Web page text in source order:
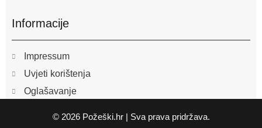
Informacije
Impressum
Uvjeti korištenja
Oglašavanje
© 2026 Požeški.hr | Sva prava pridržava.